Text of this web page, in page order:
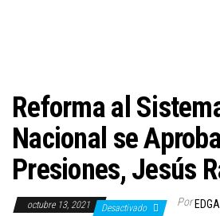
Reforma al
Nacional se
Presiones, Jesús
octubre 13, 2021 Desactivado Por